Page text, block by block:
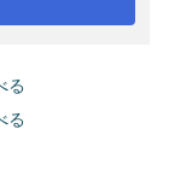
る
る